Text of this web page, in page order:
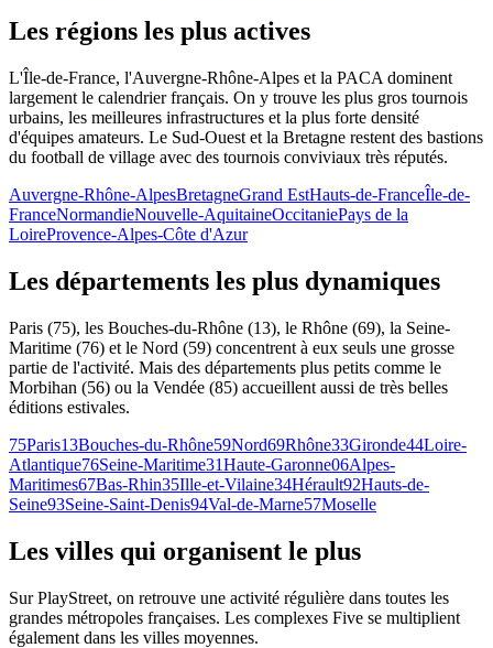
Les régions les plus actives
L'Île-de-France, l'Auvergne-Rhône-Alpes et la PACA dominent
largement le calendrier français. On y trouve les plus gros tournois
urbains, les meilleures infrastructures et la plus forte densité
d'équipes amateurs. Le Sud-Ouest et la Bretagne restent des bastions
du football de village avec des tournois conviviaux très réputés.
Auvergne-Rhône-AlpesBretagneGrand EstHauts-de-FranceÎle-de-
FranceNormandieNouvelle-AquitaineOccitaniePays de la
LoireProvence-Alpes-Côte d'Azur
Les départements les plus dynamiques
Paris (75), les Bouches-du-Rhône (13), le Rhône (69), la Seine-
Maritime (76) et le Nord (59) concentrent à eux seuls une grosse
partie de l'activité. Mais des départements plus petits comme le
Morbihan (56) ou la Vendée (85) accueillent aussi de très belles
éditions estivales.
75Paris13Bouches-du-Rhône59Nord69Rhône33Gironde44Loire-
Atlantique76Seine-Maritime31Haute-Garonne06Alpes-
Maritimes67Bas-Rhin35Ille-et-Vilaine34Hérault92Hauts-de-
Seine93Seine-Saint-Denis94Val-de-Marne57Moselle
Les villes qui organisent le plus
Sur PlayStreet, on retrouve une activité régulière dans toutes les
grandes métropoles françaises. Les complexes Five se multiplient
également dans les villes moyennes.